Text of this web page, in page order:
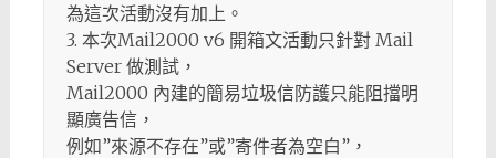
為這次活動沒有加上。
3. 本次Mail2000 v6 開箱文活動只針對 Mail
Server 做測試，
Mail2000 內建的簡易垃圾信防護只能阻擋明
顯廣告信，
例如”來源不存在”或”寄件者為空白”，